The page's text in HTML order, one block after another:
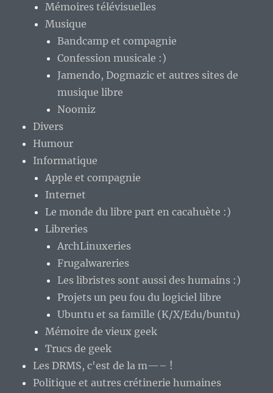
Mémoires télévisuelles
Musique
Bandcamp et compagnie
Confession musicale :)
Jamendo, Dogmazic et autres sites de
musique libre
Noomiz
Divers
Humour
Informatique
Apple et compagnie
Internet
Le monde du libre part en cacahuète :)
Libreries
ArchLinuxeries
Frugalwareries
Les libristes sont aussi des humains :)
Projets un peu fou du logiciel libre
Ubuntu et sa famille (K/X/Edu/buntu)
Mémoire de vieux geek
Trucs de geek
Les DRMS, c'est de la m—– !
Politique et autres crétinerie humaines